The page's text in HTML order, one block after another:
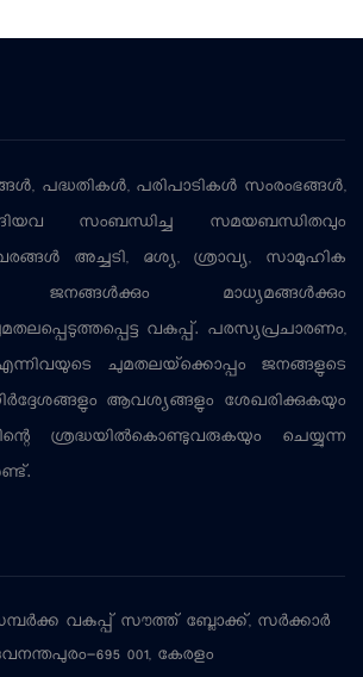
പദ്ധതികള്‍, പരിപാടികള്‍ സംരംഭങ്ങള്‍,
സംബന്ധിച്ച സമയബന്ധിതവും
അച്ചടി, ദൃശ്യ, ശ്രാവ്യ, സാമൂഹിക
ജനങ്ങള്‍ക്കും മാധ്യമങ്ങള്‍ക്കും
വകുപ്പ്. പരസ്യപ്രചാരണം,
ചുമതലയ്‌ക്കൊപ്പം ജനങ്ങളുടെ
ആവശ്യങ്ങളും ശേഖരിക്കുകയും
ശ്രദ്ധയില്‍കൊണ്ടുവരുകയും ചെയ്യുന്ന
വകുപ്പ് സൗത്ത് ബ്ലോക്ക്, സര്‍ക്കാര്‍
695 001, കേരളം